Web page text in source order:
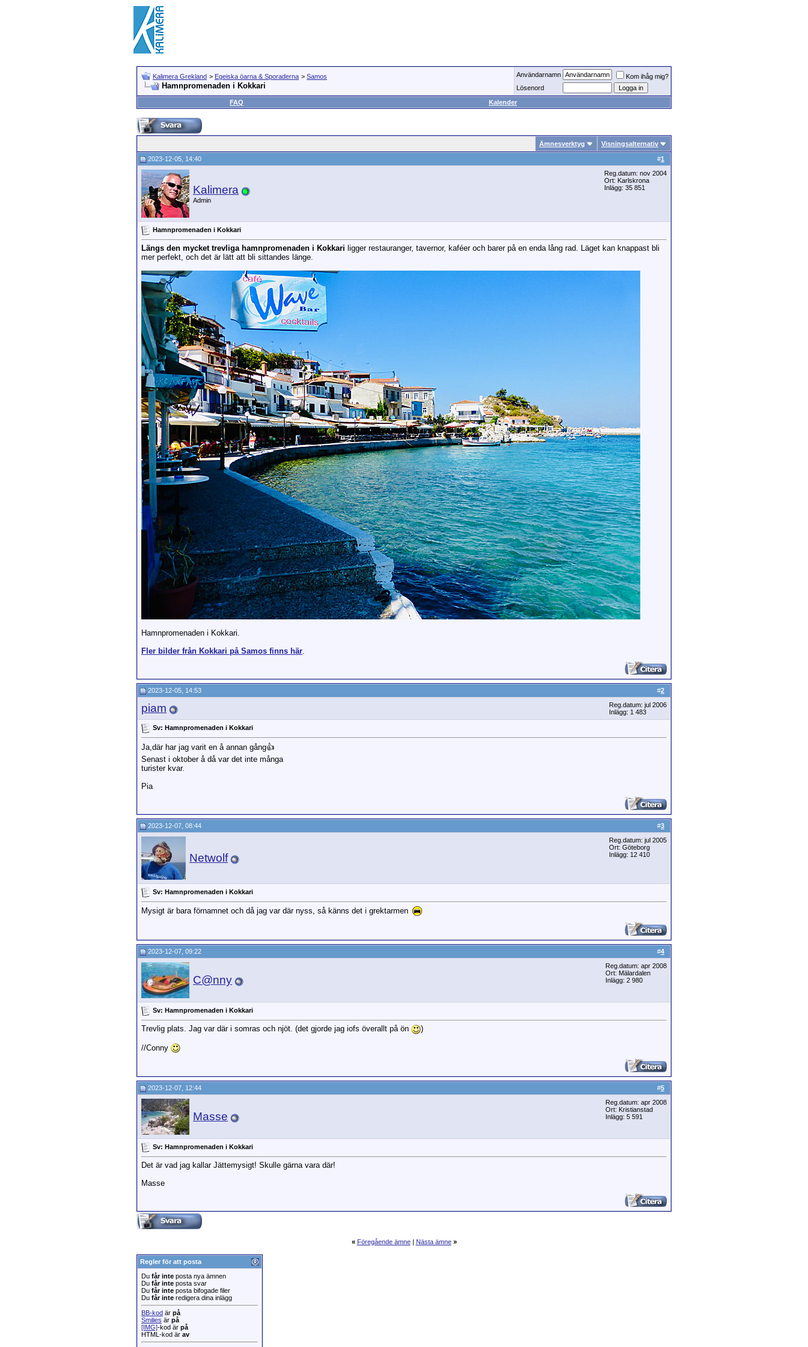
Kalimera Grekland > Egeiska öarna & Sporaderna > Samos
Hamnpromenaden i Kokkari
Användarnamn
Kom ihåg mig?
Lösenord
FAQ
Kalender
Ämnesverktyg Visningsalternativ
#1
2023-12-05, 14:40
Kalimera
Admin
Reg.datum: nov 2004
Ort: Karlskrona
Inlägg: 35 851
Hamnpromenaden i Kokkari
Längs den mycket trevliga hamnpromenaden i Kokkari ligger restauranger, tavernor, kaféer och barer på en enda lång rad. Läget kan knappast bli
mer perfekt, och det är lätt att bli sittandes länge.
Hamnpromenaden i Kokkari.
Fler bilder från Kokkari på Samos finns här.
#2
2023-12-05, 14:53
piam
Reg.datum: jul 2006
Inlägg: 1 483
Sv: Hamnpromenaden i Kokkari
Ja,där har jag varit en å annan gång👍
Senast i oktober å då var det inte många
turister kvar.
Pia
#3
2023-12-07, 08:44
Netwolf
Reg.datum: jul 2005
Ort: Göteborg
Inlägg: 12 410
Sv: Hamnpromenaden i Kokkari
Mysigt är bara förnamnet och då jag var där nyss, så känns det i grektarmen
#4
2023-12-07, 09:22
C@nny
Reg.datum: apr 2008
Ort: Mälardalen
Inlägg: 2 980
Sv: Hamnpromenaden i Kokkari
Trevlig plats. Jag var där i somras och njöt. (det gjorde jag iofs överallt på ön )
//Conny
#5
2023-12-07, 12:44
Masse
Reg.datum: apr 2008
Ort: Kristianstad
Inlägg: 5 591
Sv: Hamnpromenaden i Kokkari
Det är vad jag kallar Jättemysigt! Skulle gärna vara där!
Masse
« Föregående ämne| Nästa ämne »
Regler för att posta
Du får inte posta nya ämnen
Du får inte posta svar
Du får inte posta bifogade filer
Du får inte redigera dina inlägg
BB-kod är på
Smilies är på
[IMG]-kod är på
HTML-kod är av